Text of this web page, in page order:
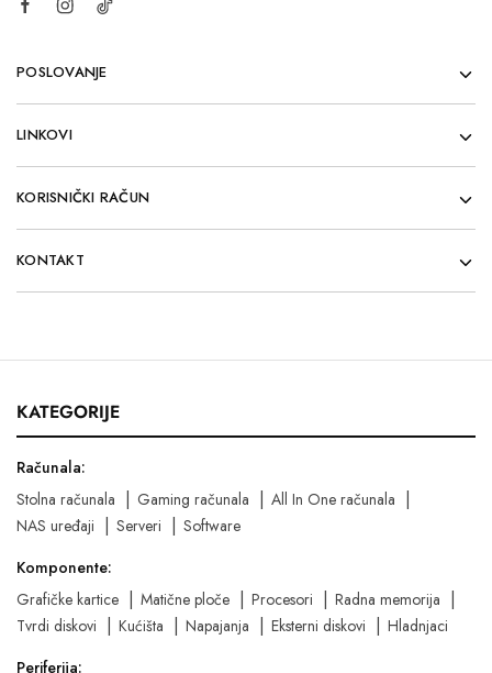
POSLOVANJE
LINKOVI
KORISNIČKI RAČUN
KONTAKT
KATEGORIJE
Računala:
Stolna računala
Gaming računala
All In One računala
NAS uređaji
Serveri
Software
Komponente:
Grafičke kartice
Matične ploče Procesori
Radna memorija
Tvrdi diskovi
Kućišta Napajanja Eksterni diskovi
Hladnjaci
Periferija: